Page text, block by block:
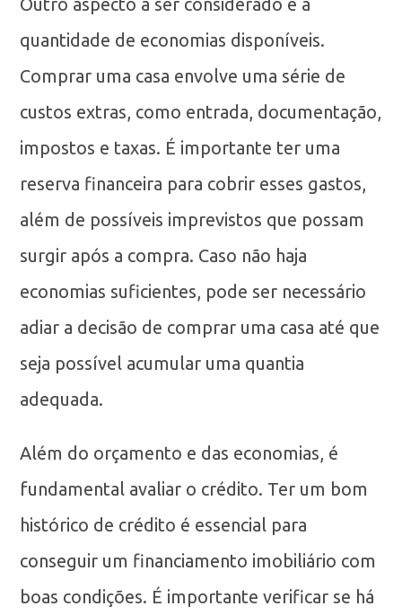
quantidade de economias disponíveis.
Comprar uma casa envolve uma série de
custos extras, como entrada, documentação,
impostos e taxas. É importante ter uma
reserva financeira para cobrir esses gastos,
além de possíveis imprevistos que possam
surgir após a compra. Caso não haja
economias suficientes, pode ser necessário
adiar a decisão de comprar uma casa até que
seja possível acumular uma quantia
adequada.
Além do orçamento e das economias, é
fundamental avaliar o crédito. Ter um bom
histórico de crédito é essencial para
conseguir um financiamento imobiliário com
boas condições. É importante verificar se há